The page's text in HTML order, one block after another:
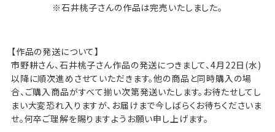
※石井桃子さんの作品は完売いたしました。
【作品の発送について】
市野耕さん、石井桃子さん作品の発送につきまして、4月22日(水)
以降に順次進めさせていただきます。他の商品と同時購入の場
合、ご購入商品がすべて揃い次第発送いたします。お待たせしてし
まい大変恐れ入りますが、お届けまで今しばらくお待ちくださいま
せ。何卒ご理解を賜りますようお願い申し上げます。